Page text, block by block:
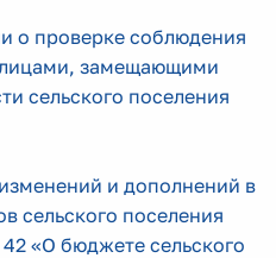
о проверке соблюдения
лицами, замещающими
сельского поселения
и дополнений в
сельского поселения
«О бюджете сельского